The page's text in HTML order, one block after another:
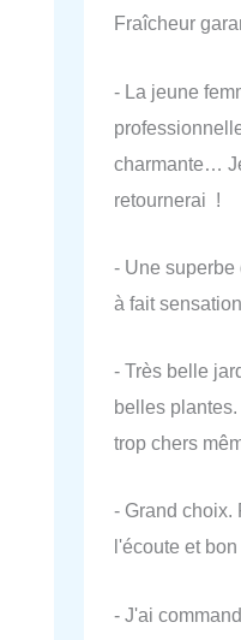
Fraîcheur
- La jeune
charmante…
retournerai !
- Une superbe
à fait
- Très belle
belles
trop chers
- Grand choix.
l'écoute et
- J'ai